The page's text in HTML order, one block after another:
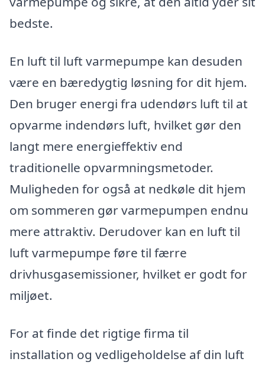
bedste.
En luft til luft varmepumpe kan desuden
være en bæredygtig løsning for dit hjem.
Den bruger energi fra udendørs luft til at
opvarme indendørs luft, hvilket gør den
langt mere energieffektiv end
traditionelle opvarmningsmetoder.
Muligheden for også at nedkøle dit hjem
om sommeren gør varmepumpen endnu
mere attraktiv. Derudover kan en luft til
luft varmepumpe føre til færre
drivhusgasemissioner, hvilket er godt for
miljøet.
For at finde det rigtige firma til
installation og vedligeholdelse af din luft